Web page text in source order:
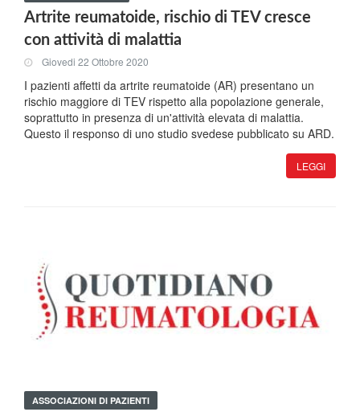
Artrite reumatoide, rischio di TEV cresce
con attività di malattia
Giovedi 22 Ottobre 2020
I pazienti affetti da artrite reumatoide (AR) presentano un
rischio maggiore di TEV rispetto alla popolazione generale,
soprattutto in presenza di un'attività elevata di malattia.
Questo il responso di uno studio svedese pubblicato su ARD.
LEGGI
ASSOCIAZIONI DI PAZIENTI